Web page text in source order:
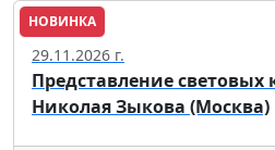
НОВИНКА
Пенза
29.11.2026 г.
Представление световых
Николая Зыкова (Москва)